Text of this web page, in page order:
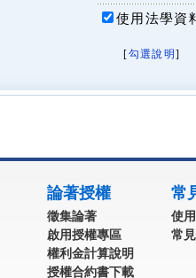
使用法學資
[勾選說明 ]
論著授權
徵集論著
啟用授權專區
權利金計算說明
授權合約書下載
常
使
常